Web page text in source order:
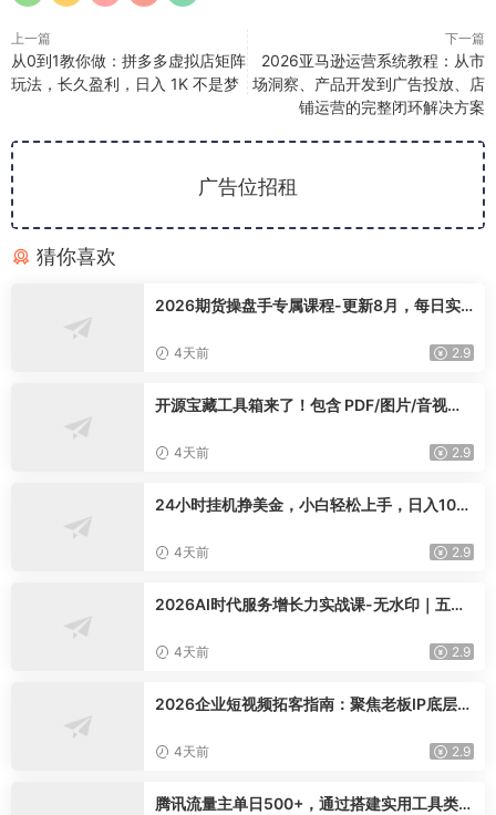
上一篇
从0到1教你做：拼多多虚拟店矩阵
玩法，长久盈利，日入 1K 不是梦
下一篇
2026亚马逊运营系统教程：从市
场洞察、产品开发到广告投放、店
铺运营的完整闭环解决方案
广告位招租
猜你喜欢
2026期货操盘手专属课程-更新8月，每日实
4天前 2.9
开源宝藏工具箱来了！包含 PDF/图片/音视频/
knit-desktop
4天前 2.9
24小时挂机挣美金，小白轻松上手，日入100
4天前 2.9
2026AI时代服务增长力实战课-无水印｜五力
卷实现长效业绩增长
4天前 2.9
2026企业短视频拓客指南：聚焦老板IP底层逻
交完整获客链路
4天前 2.9
腾讯流量主单日500+，通过搭建实用工具类小